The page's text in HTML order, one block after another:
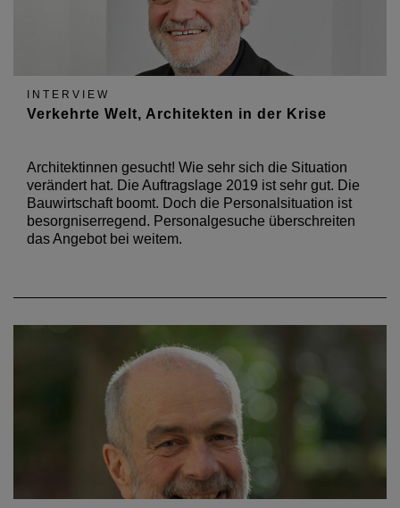
INTERVIEW
Verkehrte Welt, Architekten in der Krise
Architektinnen gesucht! Wie sehr sich die Situation
verändert hat. Die Auftragslage 2019 ist sehr gut. Die
Bauwirtschaft boomt. Doch die Personalsituation ist
besorgniserregend. Personalgesuche überschreiten
das Angebot bei weitem.